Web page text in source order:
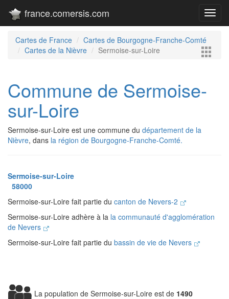
france.comersis.com
Cartes de France
Cartes de Bourgogne-Franche-Comté
Cartes de la Nièvre
Sermoise-sur-Loire
Commune de Sermoise-
sur-Loire
Sermoise-sur-Loire est une commune du département de la
Nièvre, dans la région de Bourgogne-Franche-Comté.
Sermoise-sur-Loire
58000
Sermoise-sur-Loire fait partie du canton de Nevers-2
Sermoise-sur-Loire adhère à la la communauté d'agglomération
de Nevers
Sermoise-sur-Loire fait partie du bassin de vie de Nevers
La population de Sermoise-sur-Loire est de 1490